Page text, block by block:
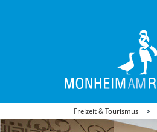
Freizeit & Tourismus